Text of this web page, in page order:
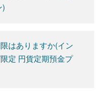
)
はありますか(イン
定 円貨定期預金プ